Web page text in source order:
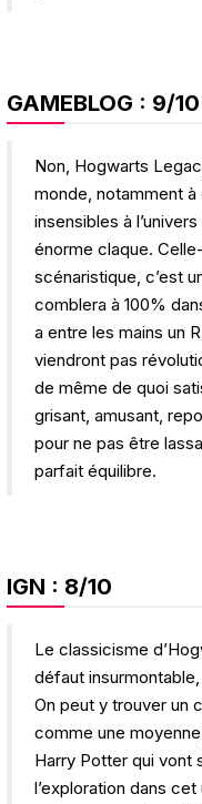
GAMEBLOG : 9/10
Non, Hogwarts
monde, notamment
insensibles à
énorme claque.
scénaristique, c’est
comblera à 100%
a entre les mains un
viendront pas
de même de quoi
grisant, amusant,
pour ne pas être
parfait équilibre.
IGN : 8/10
Le classicisme
défaut
On peut y trouver un
comme une
Harry Potter qui vont
l’exploration dans